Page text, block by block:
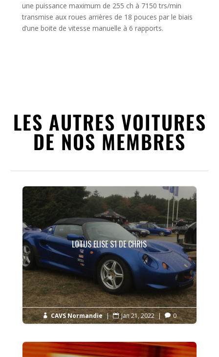
une puissance maximum de 255 ch à 7150 trs/min
transmise aux roues arrières de 18 pouces par le biais
d’une boite de vitesse manuelle à 6 rapports.
LES AUTRES VOITURES
DE NOS MEMBRES
LOTUS ELISE S1 DE CHRIS
 CAVS Normandie |  Jan 21, 2022 |  0